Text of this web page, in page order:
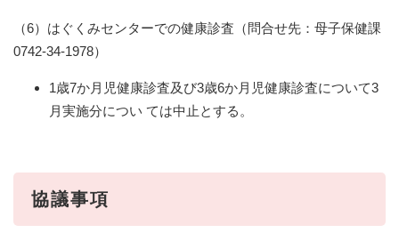
（6）はぐくみセンターでの健康診査（問合せ先：母子保健課
0742-34-1978）
1歳7か月児健康診査及び3歳6か月児健康診査について3
月実施分につい ては中止とする。
協議事項